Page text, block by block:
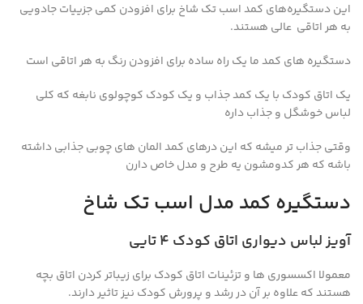
این دستگیره‌های کمداسب تک شاخ برای افزودن کمی جزییات جادویی
به هر اتاقی عالی هستند.
دستگیره های کمد ما یک راه ساده برای افزودن رنگ به هر اتاقی است
یک اتاق کودک با یک کمد جذاب و یک کودک کوچولوی نابغه که کلی
لباس خوشگل و جذاب داره
وقتی جذاب تر میشه که این درهای کمد المان های چوبی جذابی داشته
باشه که هر کدومشون یه طرح و مدل خاص دارن
دستگیره کمد مدل اسب تک شاخ
آویز لباس دیواری اتاق کودک ۴ تایی
معمولا اکسسوری ها و تزئینات اتاق کودک برای زیباتر کردن اتاق بچه
هستند که علاوه بر آن در رشد و پرورش کودک نیز تاثیر دارند.